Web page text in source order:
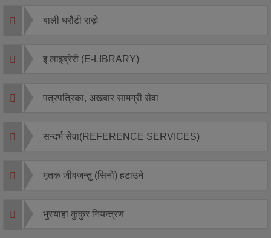
बाली धरौटी राख्ने
इ लाइब्रेरी (E-LIBRARY)
पत्रपत्रिका, अखबार सामग्री सेवा
सन्दर्भ सेवा(REFERENCE SERVICES)
मृतक जीवजन्तु (सिनो) हटाउने
भुस्याहा कुकुर नियन्त्रण